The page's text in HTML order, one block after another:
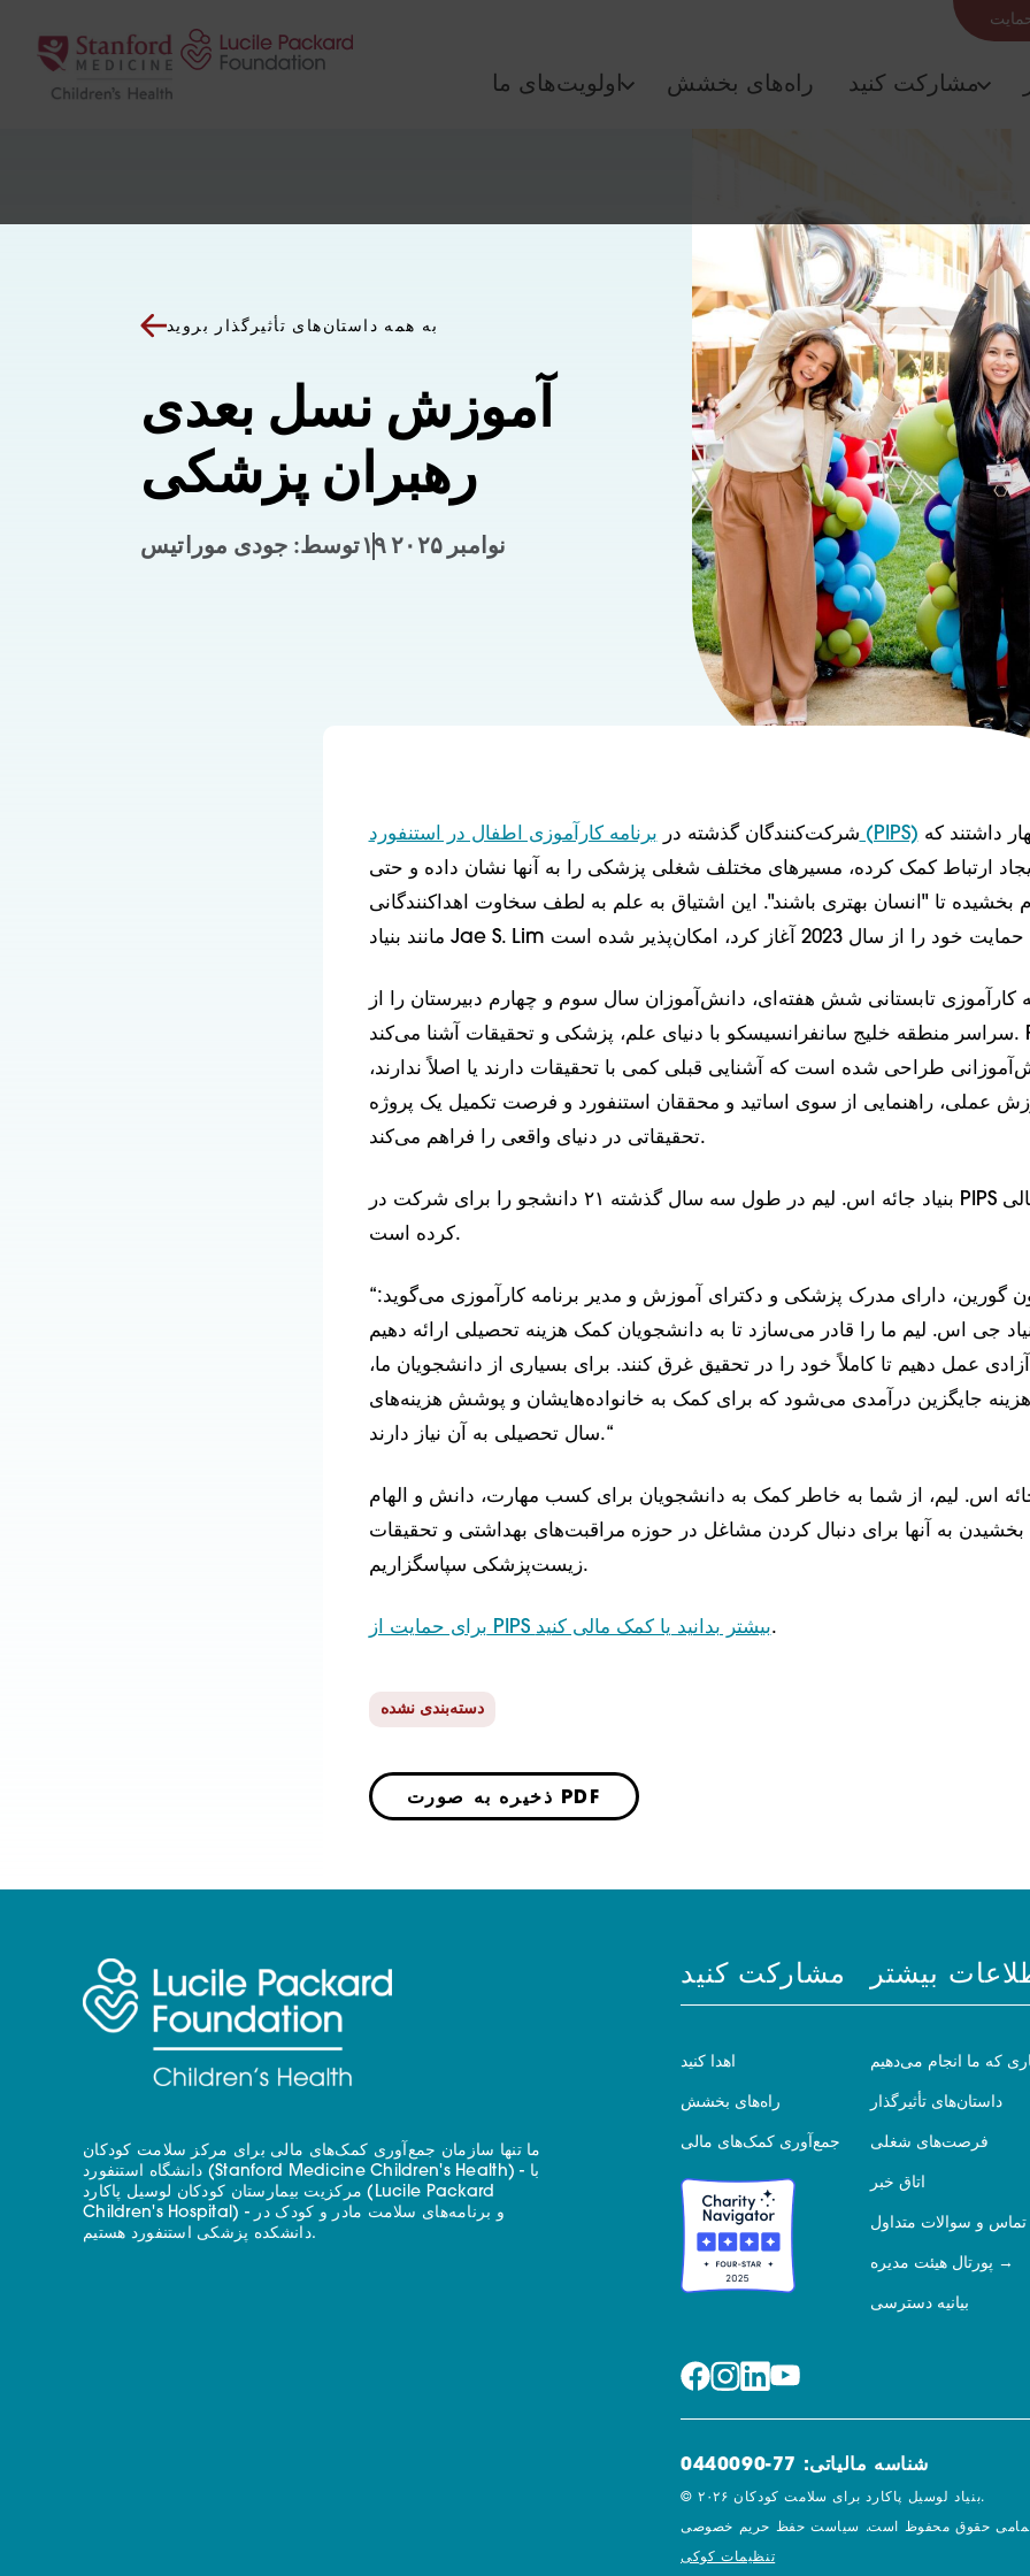
اولویت‌های ما راه‌های بخشش مشارکت کنید
به همه داستان‌های تأثیرگذار بروید
آموزش نسل بعدی
رهبران پزشکی
توسط: جودی موراتیس ۱۹ نوامبر ۲۰۲۵
شرکت‌کنندگان گذشته در برنامه کارآموزی اطفال در استنفورد (PIPS)
ایجاد ارتباط کمک کرده، مسیرهای مختلف شغلی پزشکی را به آنها نشان داده و حتی
بخشیده تا "انسان بهتری باشند". این اشتیاق به علم به لطف سخاوت اهداکنندگانی
کارآموزی تابستانی شش هفته‌ای، دانش‌آموزان سال سوم و چهارم دبیرستان را از
سراسر منطقه خلیج سانفرانسیسکو با دنیای علم، پزشکی و تحقیقات آشنا می‌کند. PIPS که
طراحی شده است که آشنایی قبلی کمی با تحقیقات دارند یا اصلاً ندارند،
عملی، راهنمایی از سوی اساتید و محققان استنفورد و فرصت تکمیل یک پروژه
تحقیقاتی در دنیای واقعی را فراهم می‌کند.
بنیاد جائه اس. لیم در طول سه سال گذشته ۲۱ دانشجو را برای شرکت در PIPS تأمین مالی
کرده است.
“آلیسون گورین، دارای مدرک پزشکی و دکترای آموزش و مدیر برنامه کارآموزی می‌گوید:
جی اس. لیم ما را قادر می‌سازد تا به دانشجویان کمک هزینه تحصیلی ارائه دهیم
آزادی عمل دهیم تا کاملاً خود را در تحقیق غرق کنند. برای بسیاری از دانشجویان ما،
جایگزین درآمدی می‌شود که برای کمک به خانواده‌هایشان و پوشش هزینه‌های
سال تحصیلی به آن نیاز دارند.“
جائه اس. لیم، از شما به خاطر کمک به دانشجویان برای کسب مهارت، دانش و الهام
بخشیدن به آنها برای دنبال کردن مشاغل در حوزه مراقبت‌های بهداشتی و تحقیقات
زیست‌پزشکی سپاسگزاریم.
برای حمایت از PIPS بیشتر بدانید یا کمک مالی کنید.
دسته‌بندی نشده
ذخیره به صورت PDF
ما تنها سازمان جمع‌آوری کمک‌های مالی برای مرکز سلامت کودکان
دانشگاه استنفورد (Stanford Medicine Children's Health) - با
مرکزیت بیمارستان کودکان لوسیل پاکارد (Lucile Packard
Children's Hospital) - و برنامه‌های سلامت مادر و کودک در
دانشکده پزشکی استنفورد هستیم.
مشارکت کنید
اهدا کنید
راه‌های بخشش
جمع‌آوری کمک‌های مالی
بیشتر
که ما انجام می‌دهیم
داستان‌های تأثیرگذار
فرصت‌های شغلی
اتاق خبر
تماس و سوالات متداول
پورتال هیئت مدیره
بیانیه دسترسی
شناسه مالیاتی: 77-0440090
© ۲۰۲۶ بنیاد لوسیل پاکارد برای سلامت کودکان.
حقوق محفوظ است.
تنظیمات کوکی